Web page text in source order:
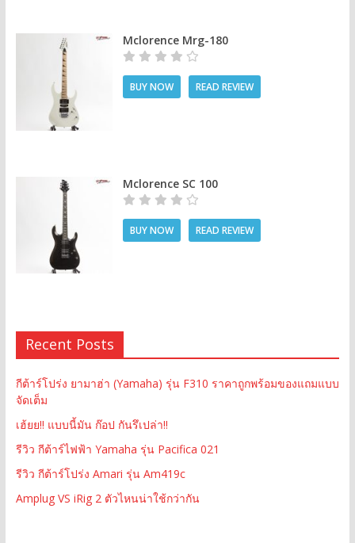
Mclorence Mrg-180
BUY NOW READ REVIEW
Mclorence SC 100
BUY NOW READ REVIEW
Recent Posts
กีต้าร์โปร่ง ยามาฮ่า (Yamaha) รุ่น F310 ราคาถูกพร้อมของแถมแบบ
จัดเต็ม
เฮ้ยย!! แบบนี้มัน ก๊อป กันรึเปล่า!!
รีวิว กีต้าร์ไฟฟ้า Yamaha รุ่น Pacifica 021
รีวิว กีต้าร์โปร่ง Amari รุ่น Am419c
Amplug VS iRig 2 ตัวไหนน่าใช้กว่ากัน